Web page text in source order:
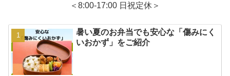
＜8:00-17:00 日祝定休＞
暑い夏のお弁当でも安心な「傷みにく
いおかず」をご紹介